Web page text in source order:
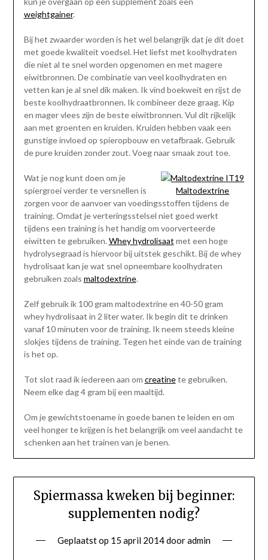
weightgainer.
Bij het zwaarder worden is het wel belangrijk dat je dit doet
met goede kwaliteit voedsel. Het liefst met koolhydraten
die niet al te snel worden opgenomen en met magere
eiwitbronnen. De combinatie van veel koolhydraten en
vetten kan je al snel dik maken. Ik vind boekweit en rijst de
beste koolhydraatbronnen. Ik combineer deze graag. Kip
en mager vlees zijn de beste eiwitbronnen. Vul dit rijkelijk
aan met groenten en kruiden. Kruiden hebben vaak een
gunstige invloed op spieropbouw en vetafbraak. Gebruik
de pure kruiden zonder zout. Voeg naar smaak zout toe.
Maltodextrine
Wat je nog kunt doen om je
spiergroei verder te versnellen is
zorgen voor de aanvoer van voedingsstoffen tijdens de
training. Omdat je verteringsstelsel niet goed werkt
tijdens een training is het handig om voorverteerde
eiwitten te gebruiken. Whey hydrolisaat met een hoge
hydrolysegraad is hiervoor bij uitstek geschikt. Bij de whey
hydrolisaat kan je wat snel opneembare koolhydraten
gebruiken zoals maltodextrine.
Zelf gebruik ik 100 gram maltodextrine en 40-50 gram
whey hydrolisaat in 2 liter water. Ik begin dit te drinken
vanaf 10 minuten voor de training. Ik neem steeds kleine
slokjes tijdens de training. Tegen het einde van de training
is het op.
Tot slot raad ik iedereen aan om creatinete gebruiken.
Neem elke dag 4 gram bij een maaltijd.
Om je gewichtstoename in goede banen te leiden en om
veel honger te krijgen is het belangrijk om veel aandacht te
schenken aan het trainen van je benen.
Spiermassa kweken bij beginner:
supplementen nodig?
Geplaatst op 15 april 2014dooradmin